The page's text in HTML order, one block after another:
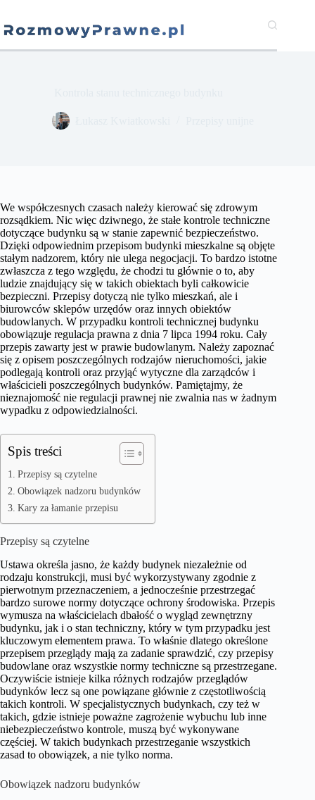
treści
We współczesnych czasach należy kierować się zdrowym
rozsądkiem. Nic więc dziwnego, że stałe kontrole techniczne
dotyczące budynku są w stanie zapewnić bezpieczeństwo.
Dzięki odpowiednim przepisom budynki mieszkalne są objęte
stałym nadzorem, który nie ulega negocjacji. To bardzo istotne
zwłaszcza z tego względu, że chodzi tu głównie o to, aby
ludzie znajdujący się w takich obiektach byli całkowicie
bezpieczni. Przepisy dotyczą nie tylko mieszkań, ale i
biurowców sklepów urzędów oraz innych obiektów
budowlanych. W przypadku kontroli technicznej budynku
obowiązuje regulacja prawna z dnia 7 lipca 1994 roku. Cały
przepis zawarty jest w prawie budowlanym. Należy zapoznać
się z opisem poszczególnych rodzajów nieruchomości, jakie
podlegają kontroli oraz przyjąć wytyczne dla zarządców i
właścicieli poszczególnych budynków. Pamiętajmy, że
nieznajomość nie regulacji prawnej nie zwalnia nas w żadnym
wypadku z odpowiedzialności.
Spis treści
Przepisy są czytelne
Obowiązek nadzoru budynków
Kary za łamanie przepisu
Przepisy są czytelne
Ustawa określa jasno, że każdy budynek niezależnie od
rodzaju konstrukcji, musi być wykorzystywany zgodnie z
pierwotnym przeznaczeniem, a jednocześnie przestrzegać
bardzo surowe normy dotyczące ochrony środowiska. Przepis
wymusza na właścicielach dbałość o wygląd zewnętrzny
budynku, jak i o stan techniczny, który w tym przypadku jest
kluczowym elementem prawa. To właśnie dlatego określone
przepisem przeglądy mają za zadanie sprawdzić, czy przepisy
budowlane oraz wszystkie normy techniczne są przestrzegane.
Oczywiście istnieje kilka różnych rodzajów przeglądów
budynków lecz są one powiązane głównie z częstotliwością
takich kontroli. W specjalistycznych budynkach, czy też w
takich, gdzie istnieje poważne zagrożenie wybuchu lub inne
niebezpieczeństwo kontrole, muszą być wykonywane
częściej. W takich budynkach przestrzeganie wszystkich
zasad to obowiązek, a nie tylko norma.
Obowiązek nadzoru budynków